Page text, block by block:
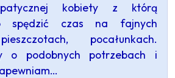
kobiety z którą
spędzić czas na fajnych
pocałunkach.
o podobnych potrzebach i